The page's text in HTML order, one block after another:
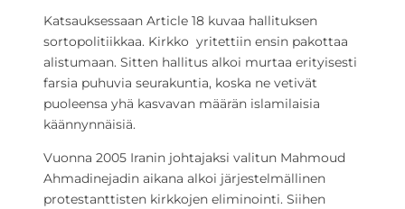
Katsauksessaan Article 18 kuvaa hallituksen
sortopolitiikkaa. Kirkko yritettiin ensin pakottaa
alistumaan. Sitten hallitus alkoi murtaa erityisesti
farsia puhuvia seurakuntia, koska ne vetivät
puoleensa yhä kasvavan määrän islamilaisia
käännynnäisiä.
Vuonna 2005 Iranin johtajaksi valitun Mahmoud
Ahmadinejadin aikana alkoi järjestelmällinen
protestanttisten kirkkojen eliminointi. Siihen